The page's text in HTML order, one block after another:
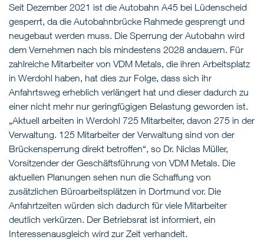
Seit Dezember 2021 ist die Autobahn A45 bei Lüdenscheid
gesperrt, da die Autobahnbrücke Rahmede gesprengt und
neugebaut werden muss. Die Sperrung der Autobahn wird
dem Vernehmen nach bis mindestens 2028 andauern. Für
zahlreiche Mitarbeiter von VDM Metals, die ihren Arbeitsplatz
in Werdohl haben, hat dies zur Folge, dass sich ihr
Anfahrtsweg erheblich verlängert hat und dieser dadurch zu
einer nicht mehr nur geringfügigen Belastung geworden ist.
„Aktuell arbeiten in Werdohl 725 Mitarbeiter, davon 275 in der
Verwaltung. 125 Mitarbeiter der Verwaltung sind von der
Brückensperrung direkt betroffen“, so Dr. Niclas Müller,
Vorsitzender der Geschäftsführung von VDM Metals. Die
aktuellen Planungen sehen nun die Schaffung von
zusätzlichen Büroarbeitsplätzen in Dortmund vor. Die
Anfahrtzeiten würden sich dadurch für viele Mitarbeiter
deutlich verkürzen. Der Betriebsrat ist informiert, ein
Interessenausgleich wird zur Zeit verhandelt.